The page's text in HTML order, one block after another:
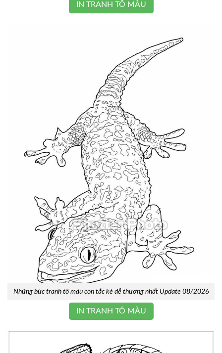
IN TRANH TÔ MÀU
Những bức tranh tô màu con tắc kè dễ thương nhất Update 08/2026
IN TRANH TÔ MÀU